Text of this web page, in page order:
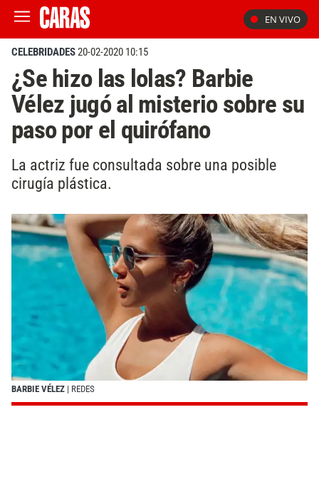
EN VIVO
CELEBRIDADES20-02-2020 10:15
¿Se hizo las lolas? Barbie
Vélez jugó al misterio sobre su
paso por el quirófano
La actriz fue consultada sobre una posible
cirugía plástica.
BARBIE VÉLEZ | REDES